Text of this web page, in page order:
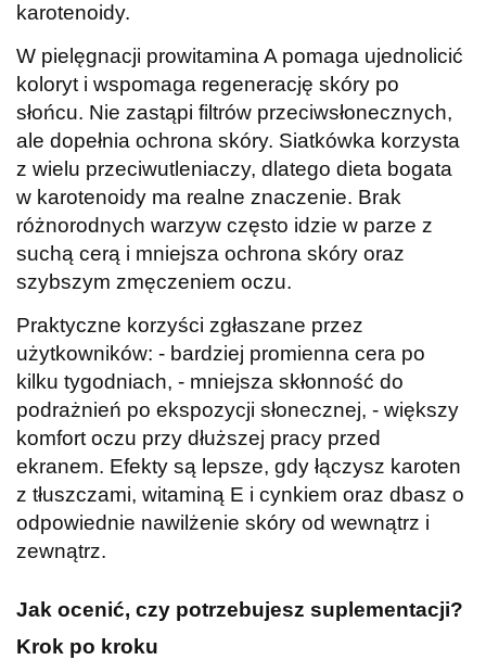
karotenoidy.
W pielęgnacji prowitamina A pomaga ujednolicić
koloryt i wspomaga regenerację skóry po
słońcu. Nie zastąpi filtrów przeciwsłonecznych,
ale dopełnia ochrona skóry. Siatkówka korzysta
z wielu przeciwutleniaczy, dlatego dieta bogata
w karotenoidy ma realne znaczenie. Brak
różnorodnych warzyw często idzie w parze z
suchą cerą i mniejsza ochrona skóry oraz
szybszym zmęczeniem oczu.
Praktyczne korzyści zgłaszane przez
użytkowników: - bardziej promienna cera po
kilku tygodniach, - mniejsza skłonność do
podrażnień po ekspozycji słonecznej, - większy
komfort oczu przy dłuższej pracy przed
ekranem. Efekty są lepsze, gdy łączysz karoten
z tłuszczami, witaminą E i cynkiem oraz dbasz o
odpowiednie nawilżenie skóry od wewnątrz i
zewnątrz.
Jak ocenić, czy potrzebujesz suplementacji?
Krok po kroku